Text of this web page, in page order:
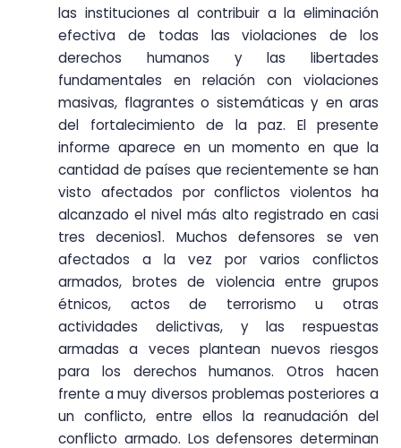
las instituciones al contribuir a la eliminación
efectiva de todas las violaciones de los
derechos humanos y las libertades
fundamentales en relación con violaciones
masivas, flagrantes o sistemáticas y en aras
del fortalecimiento de la paz. El presente
informe aparece en un momento en que la
cantidad de países que recientemente se han
visto afectados por conflictos violentos ha
alcanzado el nivel más alto registrado en casi
tres decenios1. Muchos defensores se ven
afectados a la vez por varios conflictos
armados, brotes de violencia entre grupos
étnicos, actos de terrorismo u otras
actividades delictivas, y las respuestas
armadas a veces plantean nuevos riesgos
para los derechos humanos. Otros hacen
frente a muy diversos problemas posteriores a
un conflicto, entre ellos la reanudación del
conflicto armado. Los defensores determinan